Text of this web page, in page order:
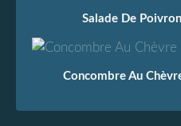
Salade De
Concombre Au